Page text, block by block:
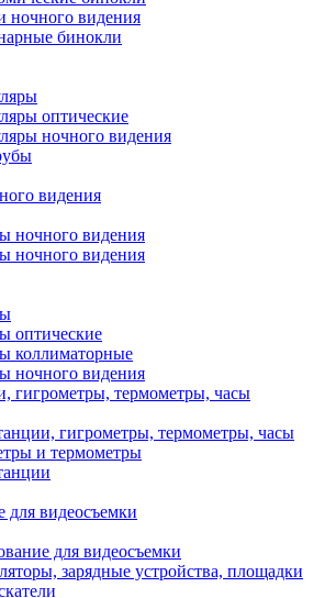
ночного видения
бинокли
оптические
ночного видения
видения
ночного видения
ночного видения
оптические
коллиматорные
ночного видения
гигрометры, термометры, часы
гигрометры, термометры, часы
и термометры
для видеосъемки
для видеосъемки
зарядные устройства, площадки